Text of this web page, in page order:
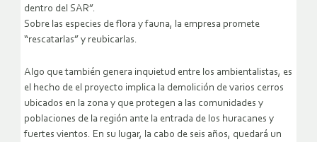
dentro del SAR”.
Sobre las especies de flora y fauna, la empresa promete
“rescatarlas” y reubicarlas.
Algo que también genera inquietud entre los ambientalistas, es
el hecho de el proyecto implica la demolición de varios cerros
ubicados en la zona y que protegen a las comunidades y
poblaciones de la región ante la entrada de los huracanes y
fuertes vientos. En su lugar, la cabo de seis años, quedará un